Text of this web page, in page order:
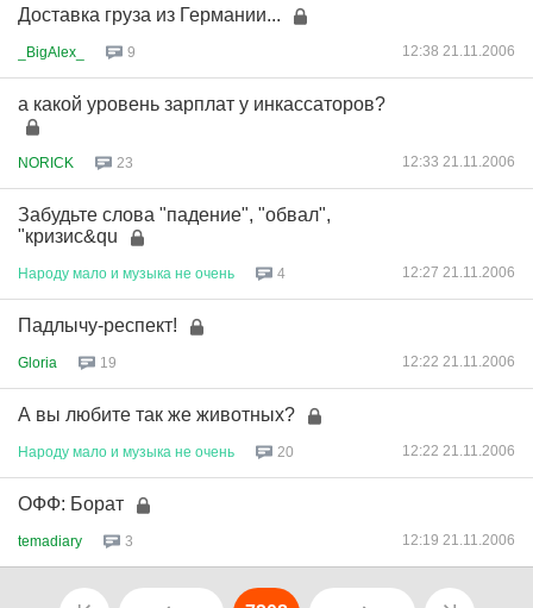
Доставка груза из Германии...
_BigAlex_ 9 12:38 21.11.2006
а какой уровень зарплат у инкассаторов?
NORICK 23 12:33 21.11.2006
Забудьте слова "падение", "обвал",
"кризис&qu
Народу мало и музыка не очень 4 12:27 21.11.2006
Падлычу-респект!
Gloria 19 12:22 21.11.2006
А вы любите так же животных?
Народу мало и музыка не очень 20 12:22 21.11.2006
ОФФ: Борат
temadiary 3 12:19 21.11.2006